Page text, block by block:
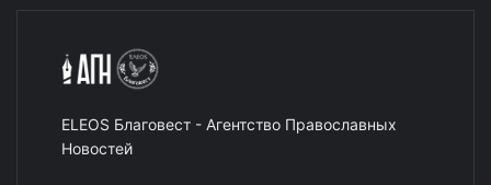
ELEOS Благовест - Агентство Православных
Новостей